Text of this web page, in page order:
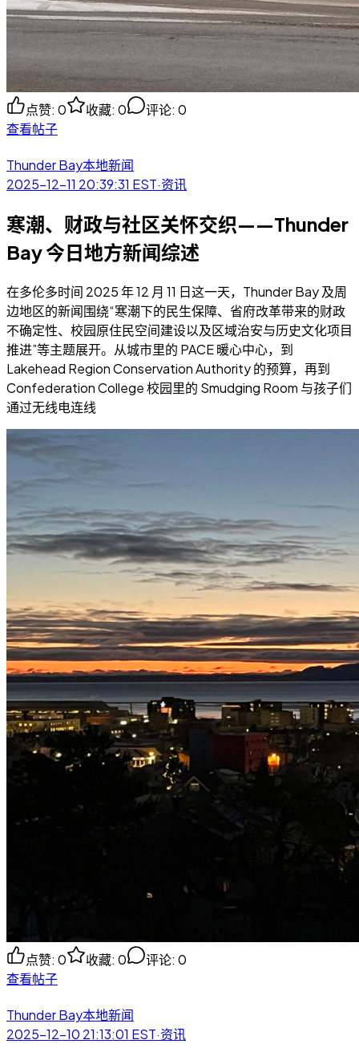
点赞: 0 收藏: 0 评论: 0
查看帖子
Thunder Bay本地新闻
2025-12-11 20:39:31 EST·资讯
寒潮、财政与社区关怀交织——Thunder
Bay 今日地方新闻综述
在多伦多时间 2025 年 12 月 11 日这一天，Thunder Bay 及周
边地区的新闻围绕“寒潮下的民生保障、省府改革带来的财政
不确定性、校园原住民空间建设以及区域治安与历史文化项目
推进”等主题展开。从城市里的 PACE 暖心中心，到
Lakehead Region Conservation Authority 的预算，再到
Confederation College 校园里的 Smudging Room 与孩子们
通过无线电连线
点赞: 0 收藏: 0 评论: 0
查看帖子
Thunder Bay本地新闻
2025-12-10 21:13:01 EST·资讯